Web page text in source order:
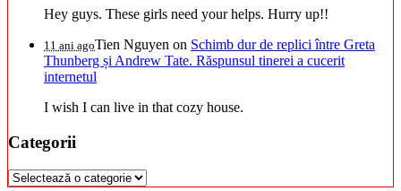
Hey guys. These girls need your helps. Hurry up!!
11 ani agoTien Nguyen on Schimb dur de replici între Greta
Thunberg și Andrew Tate. Răspunsul tinerei a cucerit
internetul
I wish I can live in that cozy house.
Categorii
Categorii